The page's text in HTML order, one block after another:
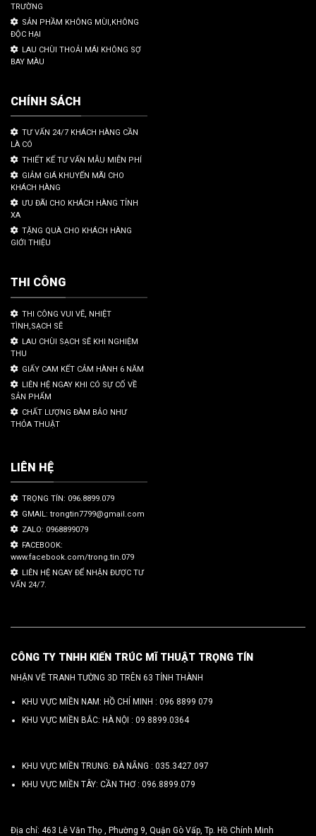
TRƯỜNG
SẢN PHẦM KHÔNG MÙI,KHÔNG
ĐỘC HẠI
LAU CHÙI THOẢI MÁI KHÔNG SỢ
BAY MÀU
CHÍNH SÁCH
TƯ VẤN 24/7 KHÁCH HÀNG CẦN
LÀ CÓ
THIẾT KẾ TƯ VẤN MẪU MIỄN PHÍ
GIẢM GIÁ KHUYẾN MÃI CHO
KHÁCH HÀNG
ƯU ĐÃI CHO KHÁCH HÀNG TỈNH
XA
TẶNG QUÀ CHO KHÁCH HÀNG
GIỚI THIỆU
THI CÔNG
THI CÔNG VUI VẼ, NHIỆT
TÌNH,SẠCH SẼ
LAU CHÙI SẠCH SẼ KHI NGHIỆM
THU
GIẤY CAM KẾT CẢM HÀNH 6 NĂM
LIÊN HỆ NGAY KHI CÓ SỰ CỐ VỀ
SẢN PHẨM
CHẤT LƯỢNG ĐÀM BẢO NHƯ
THỎA THUẬT
LIÊN HỆ
TRỌNG TÍN: 096.8899.079
GMAIL: trongtin7799@gmail.com
ZALO: 0968899079
FACEBOOK:
www.facebook.com/trong.tin.079
LIÊN HỆ NGAY ĐỂ NHẬN ĐƯỢC TƯ
VẤN 24/7.
CÔNG TY TNHH KIẾN TRÚC MĨ THUẬT TRỌNG TÍN
NHẬN VẼ TRANH TƯỜNG 3D TRÊN 63 TỈNH THÀNH
KHU VỰC MIỀN NAM: HỒ CHÍ MINH : 096 8899 079
KHU VỰC MIỀN BẮC: HÀ NỘI : 09.8899.0364
KHU VỰC MIỀN TRUNG: ĐÀ NẴNG : 035.3427.097
KHU VỰC MIỀN TÂY: CẦN THƠ : 096.8899.079
Địa chỉ: 463 Lê Văn Thọ , Phường 9, Quận Gò Vấp, Tp. Hồ Chính Minh